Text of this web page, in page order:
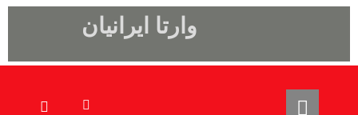
وارتا ایرانیان